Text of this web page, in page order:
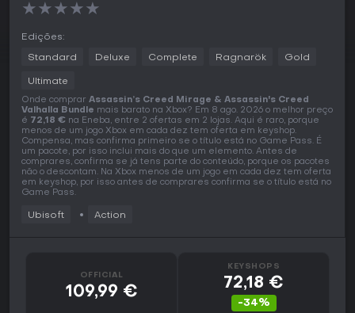
★★★★★
Edições:
Standard Deluxe Complete Ragnarök Gold
Ultimate
Onde comprar Assassin’s Creed Mirage & Assassin's Creed
Valhalla Bundle mais barato na Xbox? Em 8 ago. 2026 o melhor preço
é 72,18 € na Eneba, entre 2 ofertas em 2 lojas. Aqui é raro, porque
menos de um jogo Xbox em cada dez tem oferta em keyshop.
Compensa, mas confirma primeiro se o título está no Game Pass. É
um pacote, por isso inclui mais do que um elemento. Antes de
comprares, confirma se já tens parte do conteúdo, porque os pacotes
não o descontam. Na Xbox menos de um jogo em cada dez tem oferta
em keyshop, por isso antes de comprares confirma se o título está no
Game Pass.
Ubisoft Action
OFFICIAL
109,99 €
KEYSHOPS
72,18 €
-34%